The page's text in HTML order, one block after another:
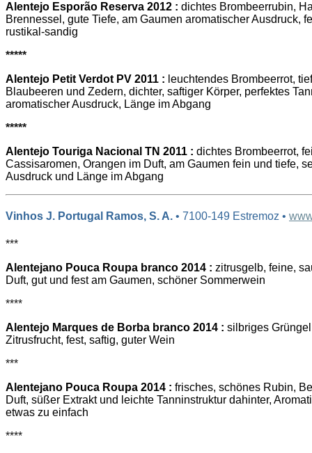
Alentejo Esporão Reserva 2012 : dichtes Brombeerrubin,
Brennessel, gute Tiefe, am Gaumen aromatischer Ausdruck,
rustikal-sandig
*****
Alentejo Petit Verdot PV 2011 : leuchtendes Brombeerrot,
Blaubeeren und Zedern, dichter, saftiger Körper, perfektes
aromatischer Ausdruck, Länge im Abgang
*****
Alentejo Touriga Nacional TN 2011 : dichtes Brombeerrot,
Cassisaromen, Orangen im Duft, am Gaumen fein und tiefe,
Ausdruck und Länge im Abgang
Vinhos J. Portugal Ramos, S. A. • 7100-149 Estremoz •
***
Alentejano Pouca Roupa branco 2014 : zitrusgelb, feine,
Duft, gut und fest am Gaumen, schöner Sommerwein
****
Alentejo Marques de Borba branco 2014 : silbriges
Zitrusfrucht, fest, saftig, guter Wein
***
Alentejano Pouca Roupa 2014 : frisches, schönes Rubin,
Duft, süßer Extrakt und leichte Tanninstruktur dahinter,
etwas zu einfach
****